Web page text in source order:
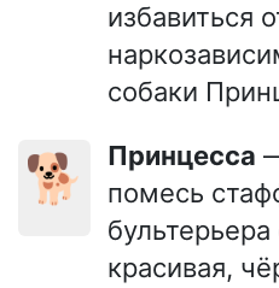
избавиться
собаки
🐕 Принцесса
помесь
красивая,